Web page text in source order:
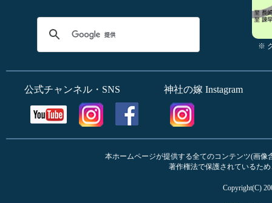
※
公式チャンネル・SNS 神社の嫁 Instagram
本ホームページが提供する全てのコンテンツ(画
著作権法で保護されているた
Copyright(C)